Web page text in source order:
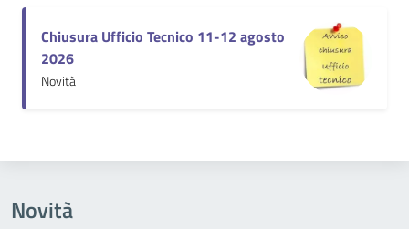
Chiusura Ufficio Tecnico 11-12 agosto
2026
Novità
Novità